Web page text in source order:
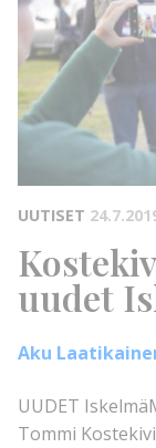
UUTISET
uudet
Aku
UUDET
Tommi